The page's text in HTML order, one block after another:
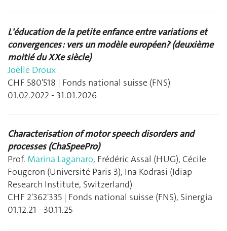
L'éducation de la petite enfance entre variations et
convergences : vers un modèle européen? (deuxième
moitié du XXe siècle)
Joëlle Droux
CHF 580'518 | Fonds national suisse (FNS)
01.02.2022 - 31.01.2026
Characterisation of motor speech disorders and
processes (ChaSpeePro)
Prof. Marina Laganaro, Frédéric Assal (HUG), Cécile
Fougeron (Université Paris 3), Ina Kodrasi (Idiap
Research Institute, Switzerland)
CHF 2'362'335 | Fonds national suisse (FNS), Sinergia
01.12.21 - 30.11.25